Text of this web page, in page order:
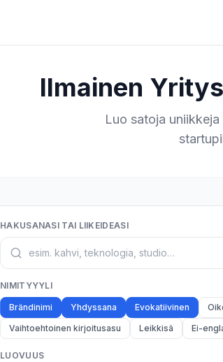
Ilmainen
Luo satoja
HAKUSANASI TAI LIIKEIDEASI
NIMITYYYLI
Brändinimi Yhdyssana Evokatiivinen
Vaihtoehtoinen kirjoitusasu
Leikkisä Ei-
LUOVUUS